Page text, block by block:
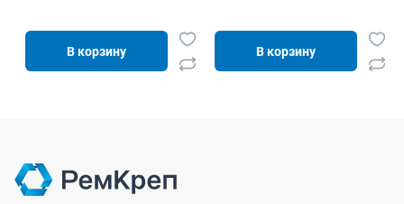
В корзину В корзину